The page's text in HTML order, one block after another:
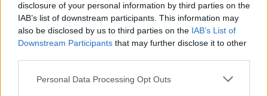
disclosure of your personal information by third parties on the
IAB’s list of downstream participants. This information may
also be disclosed by us to third parties on the IAB’s List of
Downstream Participants that may further disclose it to other
Personal Data Processing Opt Outs